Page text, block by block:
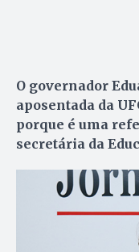
O governador
aposentada da
porque é uma
secretária da